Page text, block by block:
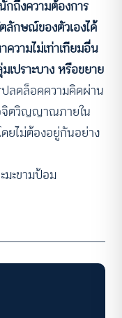
ถึงความต้องการ
ลักษณ์ของตัวเองได้
วามไม่เท่าเทียมอื่น
เปราะบาง หรือขยาย
ปลดล็อคความคิดผ่าน
จิตวิญญาณภายใน
ยไม่ต้องอยู่กันอย่าง
ะขามป้อม